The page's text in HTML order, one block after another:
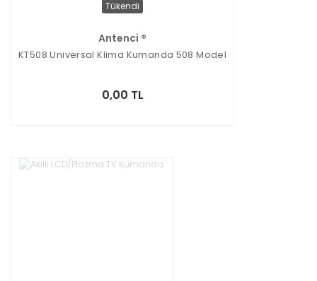
Tükendi
Antenci ®
KT508 Universal Klima Kumanda 508 Model
0,00 TL